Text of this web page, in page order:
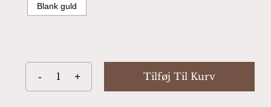
Blank guld
Tilføj Til Kurv